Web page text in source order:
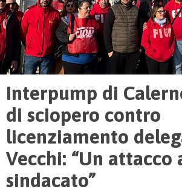
Interpump di
di sciopero contro
licenziamento
Vecchi: “Un attacco
sindacato”